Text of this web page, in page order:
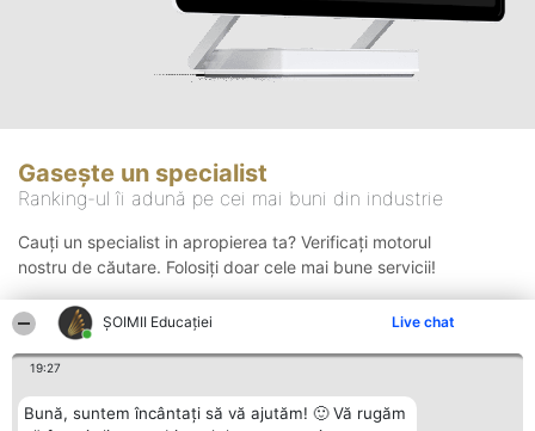
ȘOIMII Educației Live chat
19:27
Bună, suntem încântați să vă ajutăm! 🙂 Vă rugăm
Gasește un specialist
Ranking-ul îi adună pe cei mai buni din industrie
Cauți un specialist in apropierea ta? Verificați motorul
nostru de căutare. Folosiți doar cele mai bune servicii!